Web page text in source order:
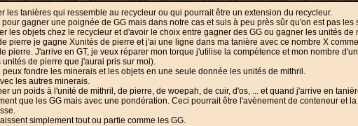
les tanières qui ressemble au recycleur ou qui pourrait être un extension du recycleur.
gagner une poignée de GG mais dans notre cas et suis à peu près sûr qu'on est pas
les objets chez le recycleur et d'avoir le choix entre gagner des GG ou gagner les unités
pierre je gagne Xunités de pierre et j'ai une ligne dans ma tanière avec ce nombre X
pierre. J'arrive en GT, je veux réparer mon torque j'utilise la compétence et mon nombre
de pierre que j'aurai pris sur moi).
fondre les minerais et les objets en une seule donnée les unités de mithril.
les autres minerais.
un poids à l'unité de mithril, de pierre, de woepah, de cuir, d'os, ... et quand j'arrive en
que les GG mais avec une pondération. Ceci pourrait être l'avènement de conteneur et
simplement tout ou partie comme les GG.